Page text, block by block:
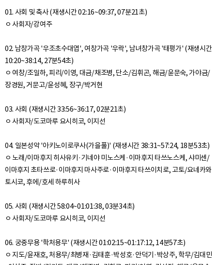
01. 사회 및 축사 (재생시간 02:16~09:37, 07분21초)
ㅇ 사회자/강여주
02. 남창가곡 '우조초수대엽', 여창가곡 '우락', 남녀창가곡 '태평가' (재생시간
10:20~38:14, 27분54초)
ㅇ 여창/조일하, 피리/이영, 대금/채조병, 단소/김휘곤, 해금/윤문숙, 가야금/
장경원, 거문고/윤성혜, 장구/박거현
03. 사회 (재생시간 33:56~36:17, 02분21초)
ㅇ 사회자/도코마루 요시히코, 이지선
04. 일본성악 '아키노이로쿠사(가을풀)' (재생시간 38:31~57:24, 18분53초)
ㅇ 노래/이마후지 히사유키·기네야 미노스케·이마후지 타쓰노스케, 샤미센/
이마후지 초타쓰로·이마후지 마사주로·이마후지 타쓰이치로, 고토/요네카와
토시코, 후에/호세 하루히사
05. 사회 (재생시간 58:04~01:01:38, 03분34초)
ㅇ 사회자/도코마루 요시히코, 이지선
06. 궁중무용 '학처용무' (재생시간 01:02:15~01:17:12, 14분57초)
ㅇ 지도/윤재호, 처용무/최병재·김태훈·박성호·안덕기·박상주, 학무/김대민